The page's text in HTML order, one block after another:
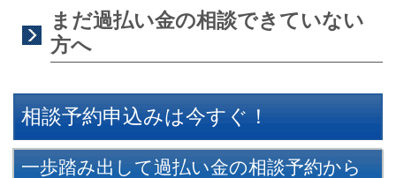
まだ過払い金の相談できていない
方へ
相談予約申込みは今すぐ！
一歩踏み出して過払い金の相談予約から